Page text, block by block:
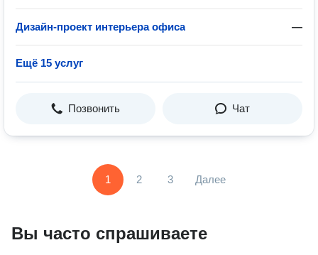
Дизайн-проект интерьера офиса —
Ещё 15 услуг
Позвонить Чат
1 2 3 Далее
Вы часто спрашиваете